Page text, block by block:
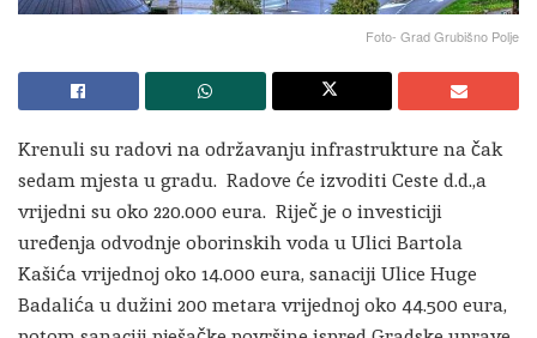
Foto- Grad Grubišno Polje
Krenuli su radovi na održavanju infrastrukture na čak
sedam mjesta u gradu. Radove će izvoditi Ceste d.d.,a
vrijedni su oko 220.000 eura. Riječ je o investiciji
uređenja odvodnje oborinskih voda u Ulici Bartola
Kašića vrijednoj oko 14.000 eura, sanaciji Ulice Huge
Badalića u dužini 200 metara vrijednoj oko 44.500 eura,